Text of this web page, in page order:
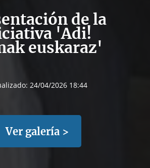
de la
'Adi!
euskaraz'
24/04/2026 18:44
Ver galería >